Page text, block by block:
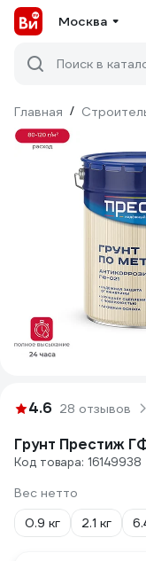
Москва
Поиск в
Главная /
4.6 28 отзывов
Грунт Престиж
Код товара: 16149938
Вес нетто
0.9 кг
2.1 кг